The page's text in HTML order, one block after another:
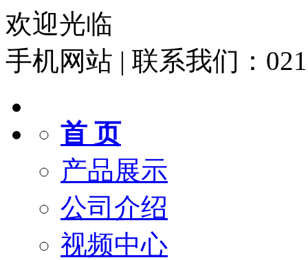
欢迎光临
手机网站 | 联系我们：
首 页
产品展示
公司介绍
视频中心